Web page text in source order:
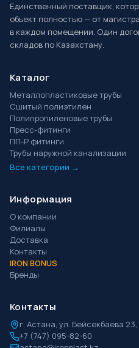
Единственный поставщик,
объект полностью — от
в каждом помещении. Один
складов по Казахстану.
Каталог
Металлопластиковые трубы
Сшитый полиэтилен
Полипропиленовые трубы
Пресс-фитинги
ПП-Р фитинги
Трубы наружной канализации
Все категории →
Информация
О компании
Филиалы
Доставка
Контакты
IRON BONUS
Бренды
Контакты
г. Астана, ул. Бейсекбаева
+7 (747) 095-82-60